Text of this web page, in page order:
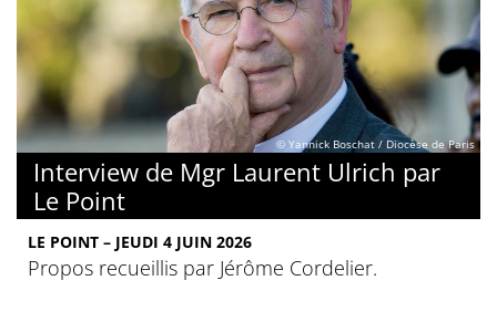
© Yannick Boschat / Diocèse de Paris
Interview de Mgr Laurent Ulrich par
Le Point
LE POINT – JEUDI 4 JUIN 2026
Propos recueillis par Jérôme Cordelier.